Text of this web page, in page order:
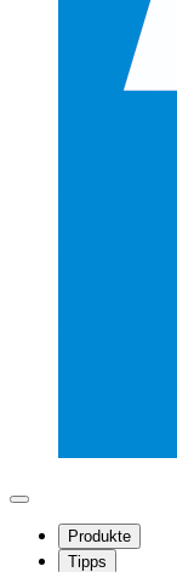
Produkte
Tipps